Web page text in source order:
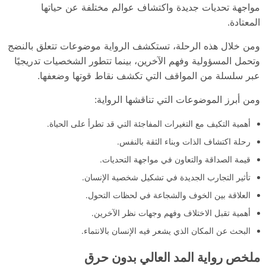
مواجهة تحديات جديدة واكتشاف عوالم مختلفة عن حياتها
المعتادة.
ومن خلال هذه الرحلة، تستكشف الرواية موضوعات تتعلق بالنضج
وتحمل المسؤولية وفهم الآخرين، بينما تتطور الشخصيات تدريجيًا
عبر سلسلة من المواقف التي تكشف نقاط قوتها وضعفها.
ومن أبرز الموضوعات التي تناقشها الرواية:
أهمية التكيف مع التغيرات المفاجئة التي قد تطرأ على الحياة.
رحلة اكتشاف الذات وبناء الثقة بالنفس.
قيمة الصداقة والتعاون في مواجهة التحديات.
تأثير التجارب الجديدة في تشكيل شخصية الإنسان.
العلاقة بين الخوف والشجاعة في لحظات التحول.
أهمية تقبل الاختلاف وفهم وجهات نظر الآخرين.
البحث عن المكان الذي يشعر فيه الإنسان بالانتماء.
ملخص رواية المد العالي بدون حرق